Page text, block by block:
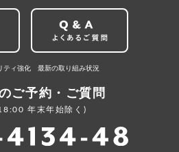
ティ強化 最新の取り組み状況
ご予約・ご質問
年末年始除く)